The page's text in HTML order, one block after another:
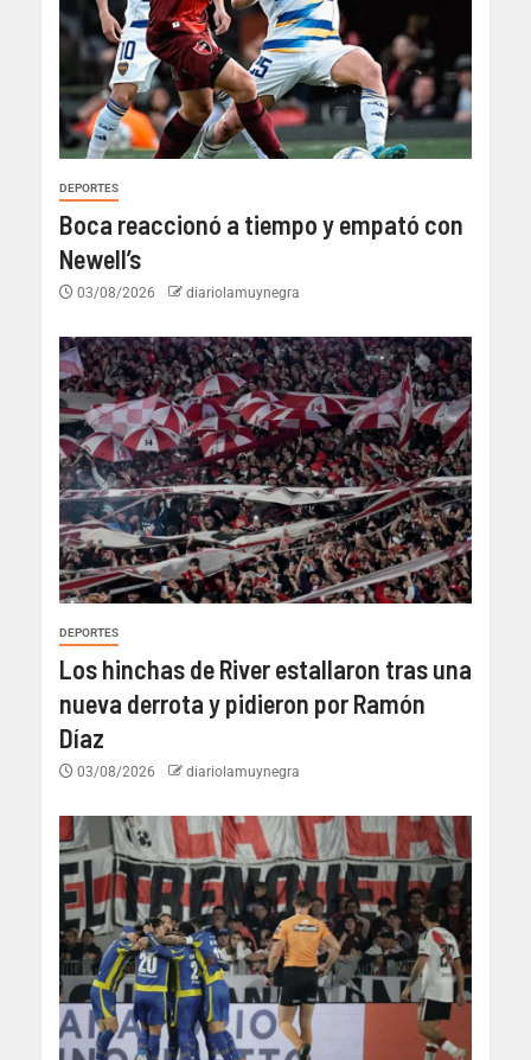
DEPORTES
Boca reaccionó a tiempo y empató con
Newell’s
03/08/2026 diariolamuynegra
DEPORTES
Los hinchas de River estallaron tras una
nueva derrota y pidieron por Ramón
Díaz
03/08/2026 diariolamuynegra